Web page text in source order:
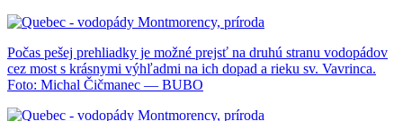
Počas pešej prehliadky je možné prejsť na druhú stranu vodopádov
cez most s krásnymi výhľadmi na ich dopad a rieku sv. Vavrinca.
Foto: Michal Čičmanec — BUBO